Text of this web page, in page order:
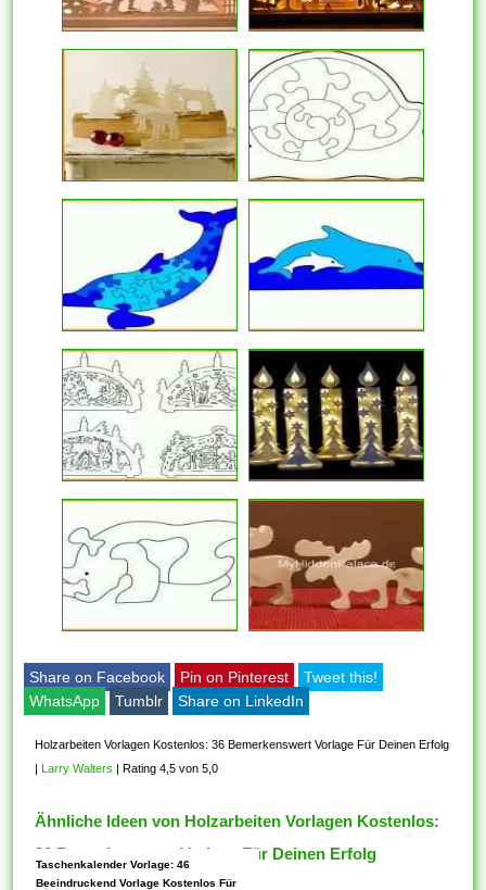
Share on Facebook Pin on Pinterest
Tweet this!
WhatsApp
Tumblr Share on LinkedIn
Holzarbeiten Vorlagen Kostenlos: 36 Bemerkenswert Vorlage Für Deinen Erfolg
| Larry Walters |Rating 4,5 von 5,0
Ähnliche Ideen von Holzarbeiten Vorlagen Kostenlos:
36 Bemerkenswert Vorlage Für Deinen Erfolg
Taschenkalender Vorlage: 46
Beeindruckend Vorlage Kostenlos Für